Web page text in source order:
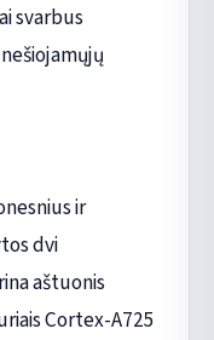
svarbus
ir
dvi
aštuonis
Cortex-A725